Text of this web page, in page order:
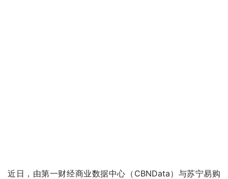
近日，由第一财经商业数据中心（CBNData）与苏宁易购